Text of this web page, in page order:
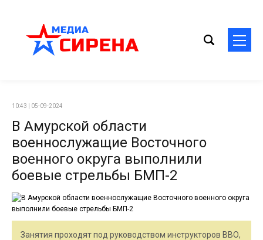
10:43 | 05-09-2024
В Амурской области
военнослужащие Восточного
военного округа выполнили
боевые стрельбы БМП-2
Занятия проходят под руководством инструкторов ВВО,